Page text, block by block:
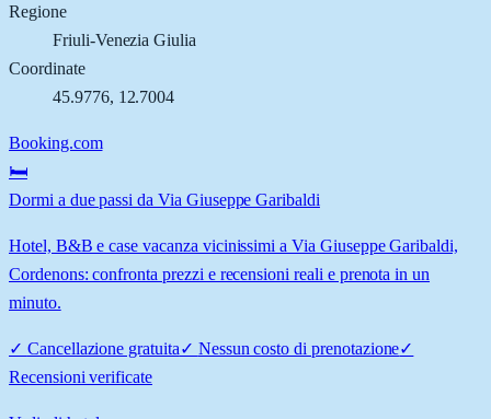
Regione
Friuli-Venezia Giulia
Coordinate
45.9776, 12.7004
Booking.com
🛏️
Dormi a due passi da Via Giuseppe Garibaldi
Hotel, B&B e case vacanza vicinissimi a Via Giuseppe Garibaldi,
Cordenons: confronta prezzi e recensioni reali e prenota in un
minuto.
✓ Cancellazione gratuita✓ Nessun costo di prenotazione✓
Recensioni verificate